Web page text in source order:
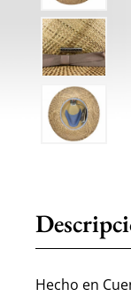
Hecho en